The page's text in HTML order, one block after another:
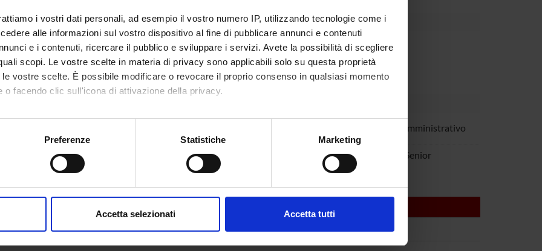
i vostri dati personali, ad esempio il vostro numero IP, utilizzando tecnologie come i
alle informazioni sul vostro dispositivo al fine di pubblicare annunci e contenuti
e i contenuti, ricercare il pubblico e sviluppare i servizi. Avete la possibilità di scegliere
scopi. Le vostre scelte in materia di privacy sono applicabili solo su questa proprietà
vostre scelte. È possibile modificare o revocare il proprio consenso in qualsiasi momento
o facendo clic sull'icona di attivazione della privacy.
anche:
sulla tua posizione geografica, con un'approssimazione di qualche metro,
in qualsiasi momento dalla Dichiarazione sui cookie.
Preferenze Statistiche Marketing
Accetta selezionati Accetta tutti
Finanziamento:assegnato e gestito da un ente esterno all'ateneo
Tecnico-Amministrativo
Studioso Senior
Interna C